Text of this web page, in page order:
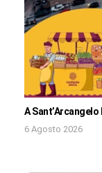
A
6 Agosto 2026